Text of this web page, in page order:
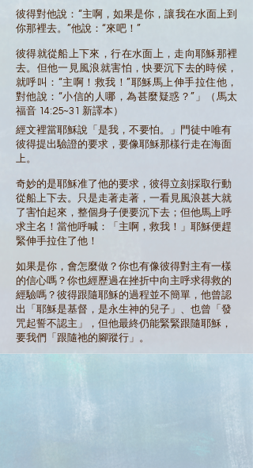
彼得對他說：“主啊，如果是你，讓我在水面上到
你那裡去。”他說：“來吧！”
彼得就從船上下來，行在水面上，走向耶穌那裡
去。但他一見風浪就害怕，快要沉下去的時候，
就呼叫：“主啊！救我！”耶穌馬上伸手拉住他，
對他說：“小信的人哪，為甚麼疑惑？”」（馬太
福音 14:25~31 新譯本）​​​​
經文裡當耶穌說「是我，不要怕。」門徒中唯有
彼得提出驗證的要求，要像耶穌那樣行走在海面
上。
奇妙的是耶穌准了他的要求，彼得立刻採取行動
從船上下去。只是走著走著，一看見風浪甚大就
了害怕起來，整個身子便要沉下去；但他馬上呼
求主名！當他呼喊：「主啊，救我！」耶穌便趕
緊伸手拉住了他！
如果是你，會怎麼做？你也有像彼得對主有一樣
的信心嗎？你也經歷過在挫折中向主呼求得救的
經驗嗎？彼得跟隨耶穌的過程並不簡單，他曾認
出「耶穌是基督，是永生神的兒子」、也曾「發
咒起誓不認主」，但他最終仍能緊緊跟隨耶穌，
要我們「跟隨祂的腳蹤行」。